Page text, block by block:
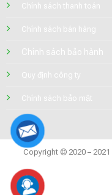
Chính sách thanh toán
Chính sách bán hàng
Chính sách bảo hành
Quy định công ty
Chính sách bảo mật
Copyright © 2020 – 2021